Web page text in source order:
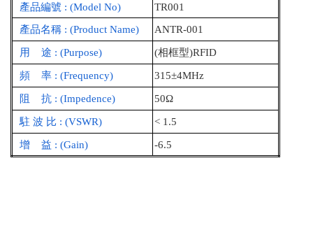
產品編號 : (Model No)
TR001
產品名稱 : (Product Name) ANTR-001
用 途 : (Purpose) (相框型)RFID
頻 率 : (Frequency) 315±4MHz
阻 抗 : (Impedence) 50Ω
駐 波 比 : (VSWR) < 1.5
增 益 : (Gain) -6.5